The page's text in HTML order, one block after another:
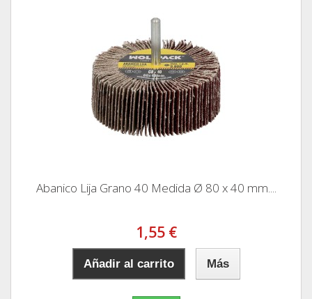
Abanico Lija Grano 40 Medida Ø 80 x 40 mm....
1,55 €
Añadir al carrito Más